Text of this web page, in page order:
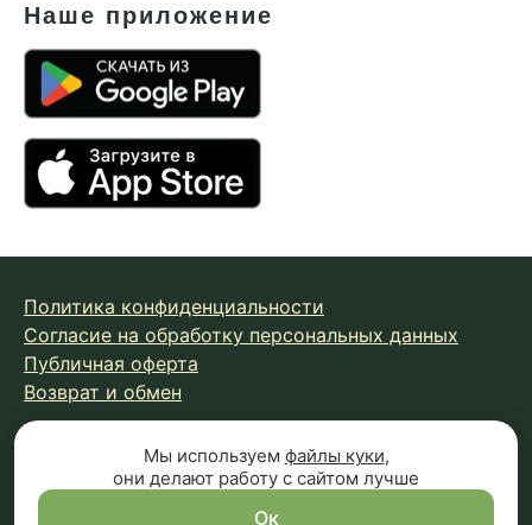
Наше приложение
Политика конфиденциальности
Согласие на обработку персональных данных
Публичная оферта
Возврат и обмен
© 2026 Fungiline — зарегистрированная торговая марка.
Копирование материалов с сайта запрещено.
Вся информация на сайте носит справочный характер и
Мы используем файлы куки,
они делают работу с сайтом лучше
Ок